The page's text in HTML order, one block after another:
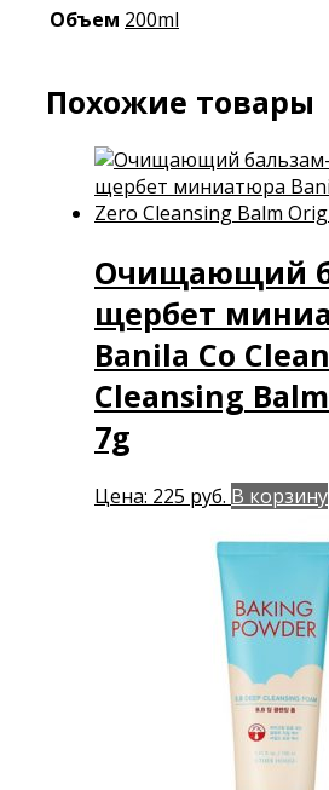
Объем 200ml
Похожие товары
Очищающий
щербет
Banila Co
Cleansing
7g
Цена: 225 руб. В корзину